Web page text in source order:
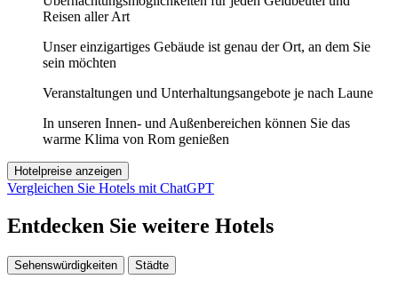
Reisen aller Art
Unser einzigartiges Gebäude ist genau der Ort, an dem Sie
sein möchten
Veranstaltungen und Unterhaltungsangebote je nach Laune
In unseren Innen- und Außenbereichen können Sie das
warme Klima von Rom genießen
Hotelpreise anzeigen
Vergleichen Sie Hotels mit ChatGPT
Entdecken Sie weitere Hotels
Sehenswürdigkeiten Städte